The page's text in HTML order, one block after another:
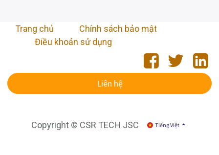
Trang chủ
Chính sách bảo mật
Điều khoản sử dụng
Liên hệ
Copyright © CSR TECH JSC Tiếng Việt